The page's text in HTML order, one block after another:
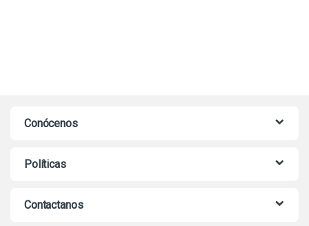
Conócenos
Políticas
Contactanos